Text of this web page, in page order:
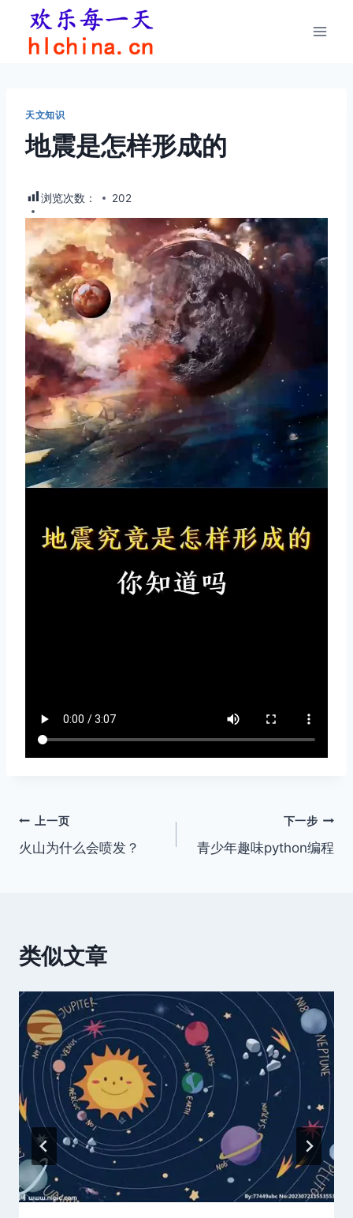
天文知识
地震是怎样形成的
浏览次数： 202
文
章
上一页
火山为什么会喷发？
下一步
青少年趣味python编程
类似文章